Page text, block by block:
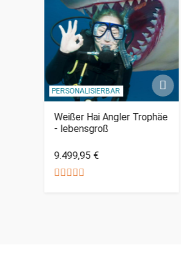
PERSONALISIERBAR
Weißer Hai Angler Trophäe
- lebensgroß
9.499,95 €